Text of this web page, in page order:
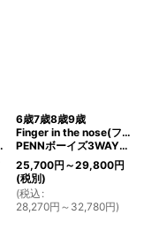
6歳7歳8歳9歳
Finger in the nose(フィンガーインザノーズ)
PENNボーイズ3WAYコート(ダークネイビー)
25,700円 ～29,800円
(税別)
(税込 :
28,270円 ～32,780円)